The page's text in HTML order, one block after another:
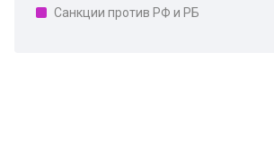
Санкции против РФ и РБ